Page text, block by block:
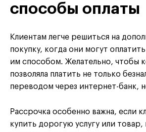
способы оплаты
Клиентам легче решиться на
покупку, когда они могут
им способом. Желательно, чтобы
позволяла платить не только
переводом через интернет-банк,
Рассрочка особенно важна, если
купить дорогую услугу или